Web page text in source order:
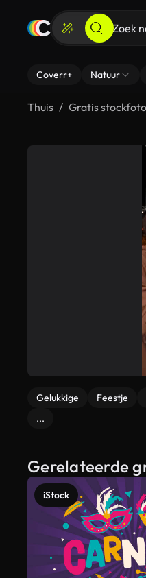
Coverr+ Natuur
Thuis Gratis
Gelukkige Feestje
...
Gerelateerde
iStock